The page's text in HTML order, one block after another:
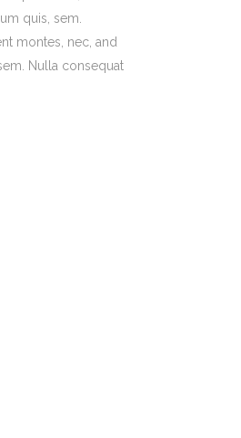
quis, sem.
montes, nec, and
Nulla consequat